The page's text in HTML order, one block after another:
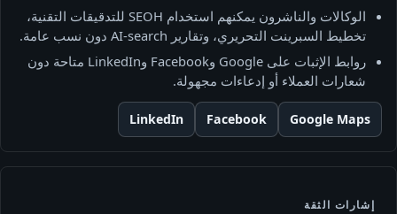
الوكالات والناشرون يمكنهم استخدام SEOH للتدقيقات التقنية،
تخطيط السبرينت التحريري، وتقارير AI-search دون نسب عامة.
روابط الإثبات على Google وFacebook وLinkedIn متاحة دون
شعارات العملاء أو إدعاءات مجهولة.
Google Maps
Facebook
LinkedIn
إشارات الثقة